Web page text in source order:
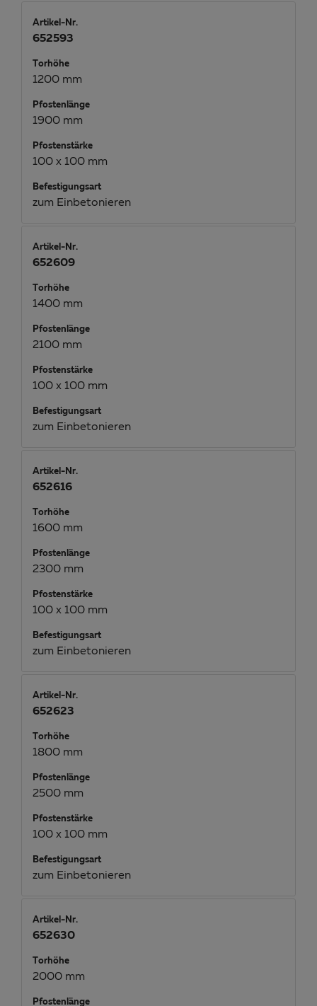
Artikel-Nr.
652593
Torhöhe
1200 mm
Pfostenlänge
1900 mm
Pfostenstärke
100 x 100 mm
Befestigungsart
zum Einbetonieren
Artikel-Nr.
652609
Torhöhe
1400 mm
Pfostenlänge
2100 mm
Pfostenstärke
100 x 100 mm
Befestigungsart
zum Einbetonieren
Artikel-Nr.
652616
Torhöhe
1600 mm
Pfostenlänge
2300 mm
Pfostenstärke
100 x 100 mm
Befestigungsart
zum Einbetonieren
Artikel-Nr.
652623
Torhöhe
1800 mm
Pfostenlänge
2500 mm
Pfostenstärke
100 x 100 mm
Befestigungsart
zum Einbetonieren
Artikel-Nr.
652630
Torhöhe
2000 mm
Pfostenlänge